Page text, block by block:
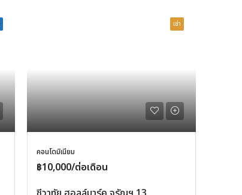
เช่า
คอนโดมิเนียม
฿10,000/ต่อเดือน